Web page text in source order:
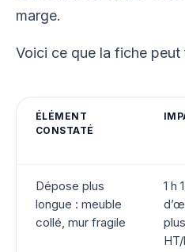
marge.
Voici ce que la fiche peut
ÉLÉMENT
CONSTATÉ
Dépose plus
longue : meuble
collé, mur fragile
1 h